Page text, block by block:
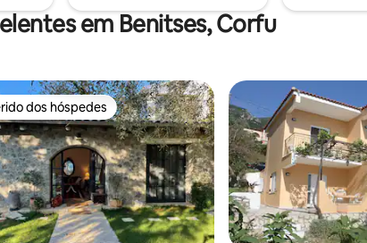
disponíveis!
em Benitses, Corfu
dos hóspedes
dos hóspedes